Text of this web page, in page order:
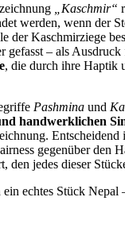
„Kaschmir“
werden, wenn der
der Kaschmirziege
gefasst – als Ausdruck
, die durch ihre Haptik
Pashmina und
handwerklichen
gegenüber den
den jedes dieser
ein echtes Stück